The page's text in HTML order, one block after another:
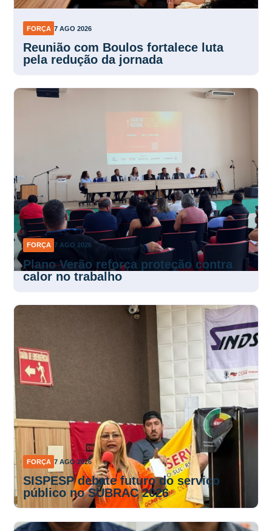
FORÇA 7 AGO 2026
Reunião com Boulos fortalece luta
pela redução da jornada
FORÇA 7 AGO 2026
Plano Verão reforça proteção contra
calor no trabalho
FORÇA 7 AGO 2026
SISPESP debate futuro do serviço
público no SUBRAC 2026